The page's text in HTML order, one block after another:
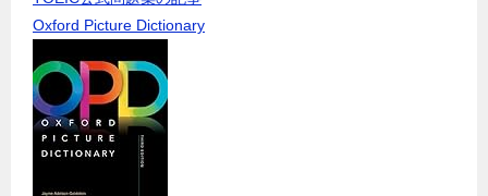
Oxford Picture Dictionary